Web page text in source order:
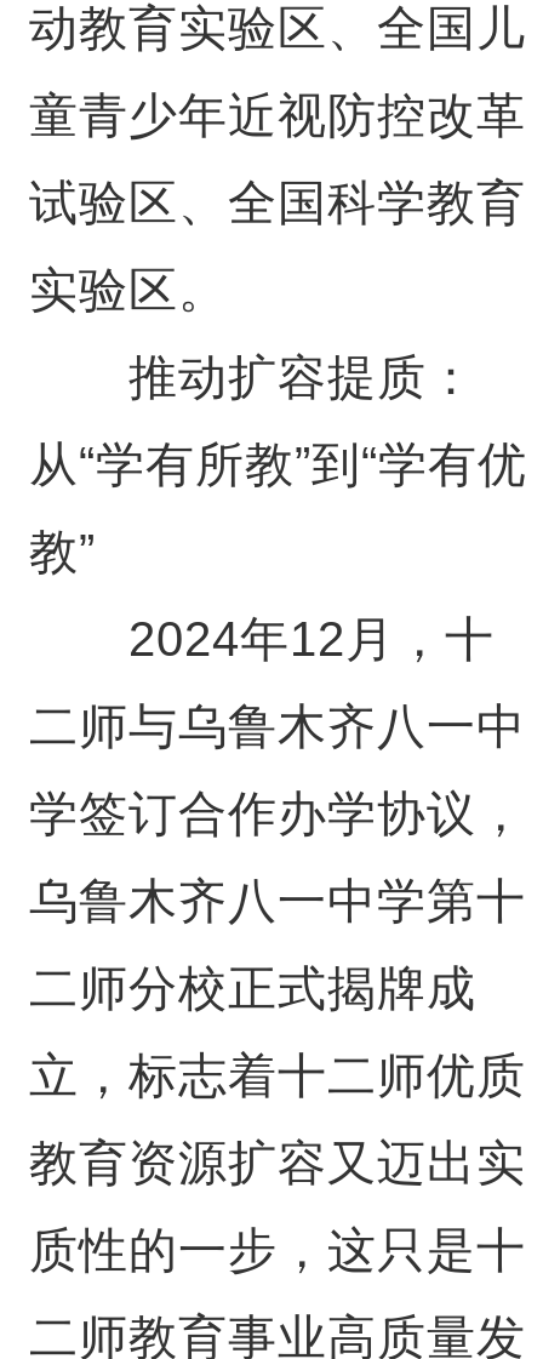
动教育实验区、全国儿
童青少年近视防控改革
试验区、全国科学教育
实验区。
推动扩容提质：
从“学有所教”到“学有优
教”
2024年12月，十
二师与乌鲁木齐八一中
学签订合作办学协议，
乌鲁木齐八一中学第十
二师分校正式揭牌成
立，标志着十二师优质
教育资源扩容又迈出实
质性的一步，这只是十
二师教育事业高质量发